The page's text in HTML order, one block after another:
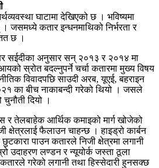
घाटामा देखिएको छ । भविष्यमा
जसमध्ये कतार इन्धनमाथिको निर्भरता र
छ ।
सईदीका अनुसार सन् २०१३ र २०१४ मा
स्रोत बदल्नुपर्ने चर्चा कतारमा मुख्य विषय
विवादपछि साउदी अरब, यूएई, बहराइन
का बीच नाकाबन्दी गरेको थियो । जसले
दियो ।
र तेलबाहेक आर्थिक कमाइको मार्ग खोजेको
फैलाउन चाहन्छ । हाइड्रो कार्बन
छुटकारा पाउन कतारले निजी क्षेत्रमा लगानी
उदाहरण लण्डन र न्यूयोर्क जस्ता ठूला
कतारले गरेको लगानी तथा हिस्सेदारी हुनसक्छ